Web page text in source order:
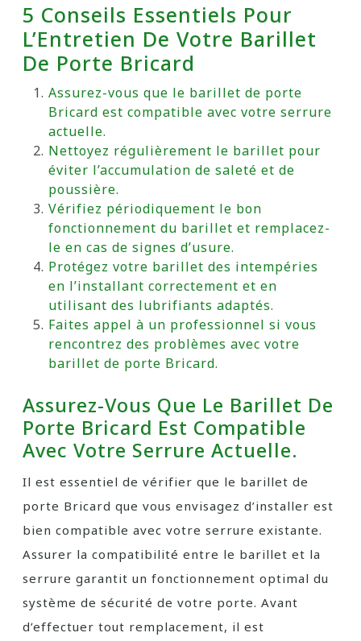
5 Conseils Essentiels Pour
L’Entretien De Votre Barillet
De Porte Bricard
Assurez-vous que le barillet de porte
Bricard est compatible avec votre serrure
actuelle.
Nettoyez régulièrement le barillet pour
éviter l’accumulation de saleté et de
poussière.
Vérifiez périodiquement le bon
fonctionnement du barillet et remplacez-
le en cas de signes d’usure.
Protégez votre barillet des intempéries
en l’installant correctement et en
utilisant des lubrifiants adaptés.
Faites appel à un professionnel si vous
rencontrez des problèmes avec votre
barillet de porte Bricard.
Assurez-Vous Que Le Barillet De
Porte Bricard Est Compatible
Avec Votre Serrure Actuelle.
Il est essentiel de vérifier que le barillet de
porte Bricard que vous envisagez d’installer est
bien compatible avec votre serrure existante.
Assurer la compatibilité entre le barillet et la
serrure garantit un fonctionnement optimal du
système de sécurité de votre porte. Avant
d’effectuer tout remplacement, il est